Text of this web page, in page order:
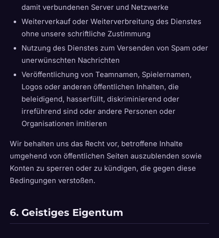
damit verbundenen Server und Netzwerke
Weiterverkauf oder Weiterverbreitung des Dienstes
ohne unsere schriftliche Zustimmung
Nutzung des Dienstes zum Versenden von Spam oder
unerwünschten Nachrichten
Veröffentlichung von Teamnamen, Spielernamen,
Logos oder anderen öffentlichen Inhalten, die
beleidigend, hasserfüllt, diskriminierend oder
irreführend sind oder andere Personen oder
Organisationen imitieren
Wir behalten uns das Recht vor, betroffene Inhalte
umgehend von öffentlichen Seiten auszublenden sowie
Konten zu sperren oder zu kündigen, die gegen diese
Bedingungen verstoßen.
6. Geistiges Eigentum